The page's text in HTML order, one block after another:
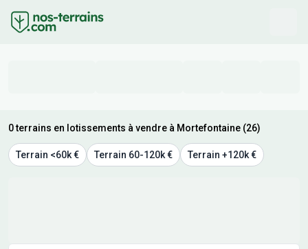
0 terrains en lotissements à vendre à Mortefontaine (26)
Terrain <60k € Terrain 60-120k € Terrain +120k €